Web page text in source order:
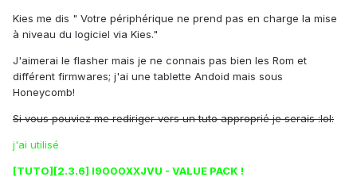
Kies me dis " Votre périphérique ne prend pas en charge la mise
à niveau du logiciel via Kies."
J'aimerai le flasher mais je ne connais pas bien les Rom et
différent firmwares; j'ai une tablette Andoid mais sous
Honeycomb!
Si vous pouviez me rediriger vers un tuto approprié je serais :lol:
j'ai utilisé
[TUTO][2.3.6] I9000XXJVU - VALUE PACK !